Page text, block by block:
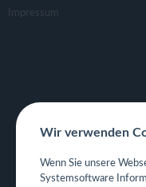
Impressum
Wir verwenden
Wenn Sie unsere
Systemsoftware